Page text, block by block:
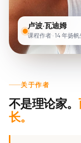
卢波·瓦迪姆
课程作者 · 14 年扬
关于作者
不是理论家。
长。